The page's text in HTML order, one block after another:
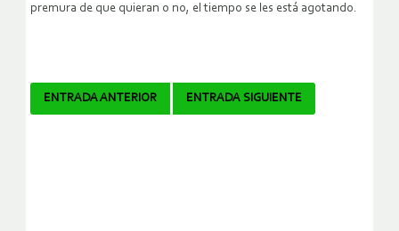
premura de que quieran o no, el tiempo se les está agotando.
Navegador
ENTRADA ANTERIOR ENTRADA SIGUIENTE